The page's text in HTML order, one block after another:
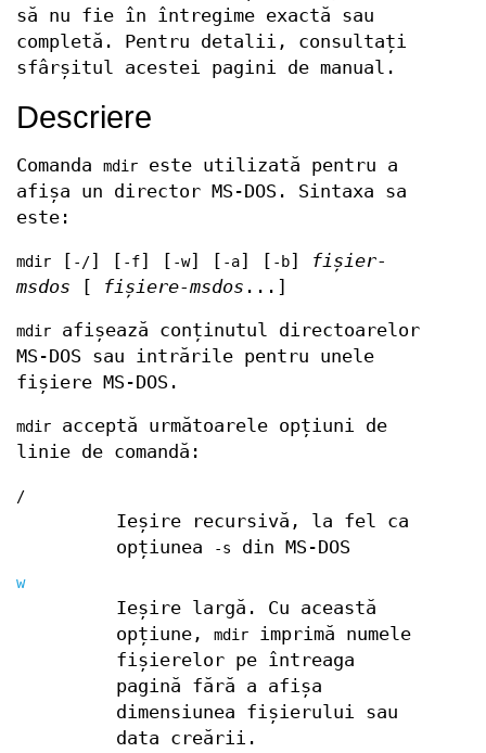
să nu fie în întregime exactă sau
completă. Pentru detalii, consultați
sfârșitul acestei pagini de manual.
Descriere
Comanda mdir este utilizată pentru a
afișa un director MS-DOS. Sintaxa sa
este:
mdir -/ -f -w] [ -a -b
fișier-
msdos
fișiere-msdos ...]
mdir afișează conținutul directoarelor
MS-DOS sau intrările pentru unele
fișiere MS-DOS.
mdir acceptă următoarele opțiuni de
linie de comandă:
/
Ieșire recursivă, la fel ca
opțiunea
-s din MS-DOS
w
Ieșire largă. Cu această
opțiune,
mdirimprimă numele
fișierelor pe întreaga
pagină fără a afișa
dimensiunea fișierului sau
data creării.